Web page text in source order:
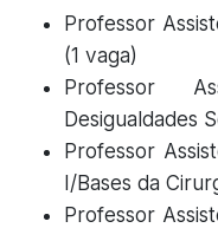
Professor
(1 vaga)
Professor
Desigualdades
Professor
I/Bases da
Professor